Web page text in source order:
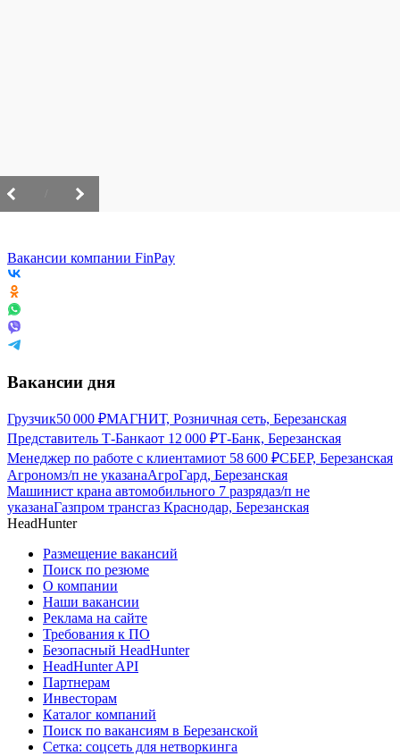
Вакансии компании FinPay
Вакансии дня
Грузчик50 000 ₽МАГНИТ, Розничная сеть, Березанская
Представитель Т-Банкаот 12 000 ₽Т-Банк, Березанская
Менеджер по работе с клиентамиот 58 600 ₽СБЕР, Березанская
Агрономз/п не указанаАгроГард, Березанская
Машинист крана автомобильного 7 разрядаз/п не
указанаГазпром трансгаз Краснодар, Березанская
HeadHunter
Размещение вакансий
Поиск по резюме
О компании
Наши вакансии
Реклама на сайте
Требования к ПО
Безопасный HeadHunter
HeadHunter API
Партнерам
Инвесторам
Каталог компаний
Поиск по вакансиям в Березанской
Сетка: соцсеть для нетворкинга